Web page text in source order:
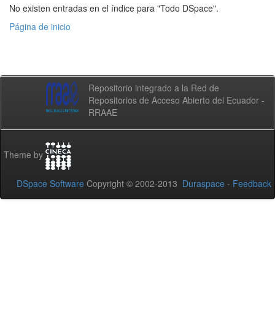
No existen entradas en el índice para "Todo DSpace".
Página de inicio
Repositorio integrado a la Red de
Repositorios de Acceso Abierto del Ecuador -
RRAAE
Theme by
DSpace Software Copyright © 2002-2013 Duraspace - Feedback